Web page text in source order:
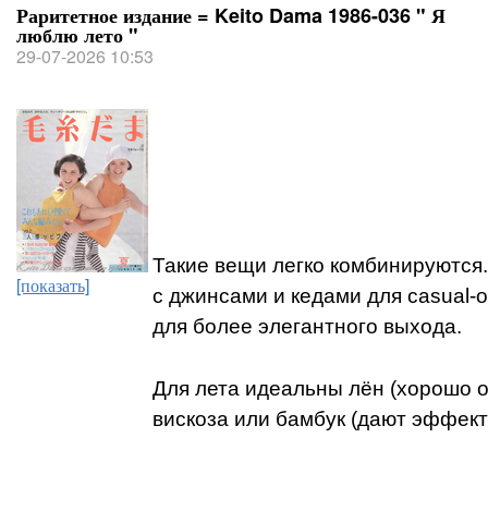
Раритетное издание = Keito Dama 1986-036 " Я
люблю лето "
29-07-2026 10:53
[показать]
Такие вещи легко
с джинсами и кедами для casual-
для более элегантного выхода.
Для лета идеальны лён (хорошо
вискоза или бамбук (дают